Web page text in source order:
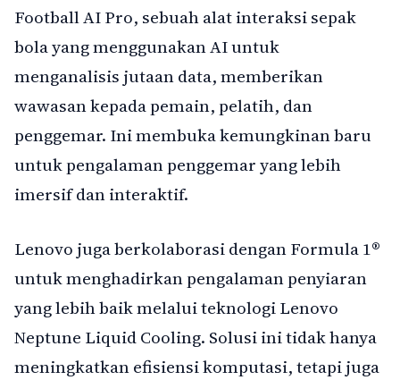
Football AI Pro, sebuah alat interaksi sepak
bola yang menggunakan AI untuk
menganalisis jutaan data, memberikan
wawasan kepada pemain, pelatih, dan
penggemar. Ini membuka kemungkinan baru
untuk pengalaman penggemar yang lebih
imersif dan interaktif.
Lenovo juga berkolaborasi dengan Formula 1®
untuk menghadirkan pengalaman penyiaran
yang lebih baik melalui teknologi Lenovo
Neptune Liquid Cooling. Solusi ini tidak hanya
meningkatkan efisiensi komputasi, tetapi juga